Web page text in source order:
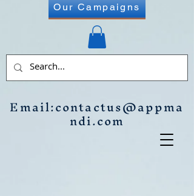
Email:contactus@appma
ndi.com
Our Campaigns